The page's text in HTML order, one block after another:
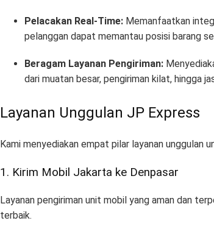
Pelacakan Real-Time: Memanfaatkan
pelanggan dapat memantau posisi barang
Beragam Layanan Pengiriman:
dari muatan besar, pengiriman kilat, hingga
Layanan Unggulan JP Express
Kami menyediakan empat pilar layanan
1. Kirim Mobil Jakarta ke Denpasar
Layanan pengiriman unit mobil yang aman dan
terbaik.